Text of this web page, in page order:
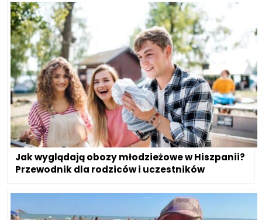
Jak wyglądają obozy młodzieżowe w Hiszpanii?
Przewodnik dla rodziców i uczestników